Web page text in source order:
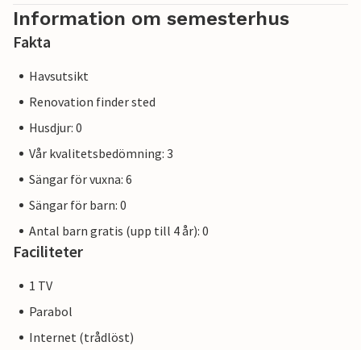
Information om semesterhus
Fakta
Havsutsikt
Renovation finder sted
Husdjur: 0
Vår kvalitetsbedömning: 3
Sängar för vuxna: 6
Sängar för barn: 0
Antal barn gratis (upp till 4 år): 0
Faciliteter
1 TV
Parabol
Internet (trådlöst)